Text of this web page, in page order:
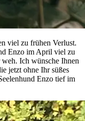
viel zu frühen Verlust.
Enzo im April viel zu
Ich wünsche Ihnen
jetzt ohne Ihr süßes
Enzo tief im